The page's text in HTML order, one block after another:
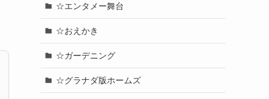
☆エンタメー舞台
☆おえかき
☆ガーデニング
☆グラナダ版ホームズ